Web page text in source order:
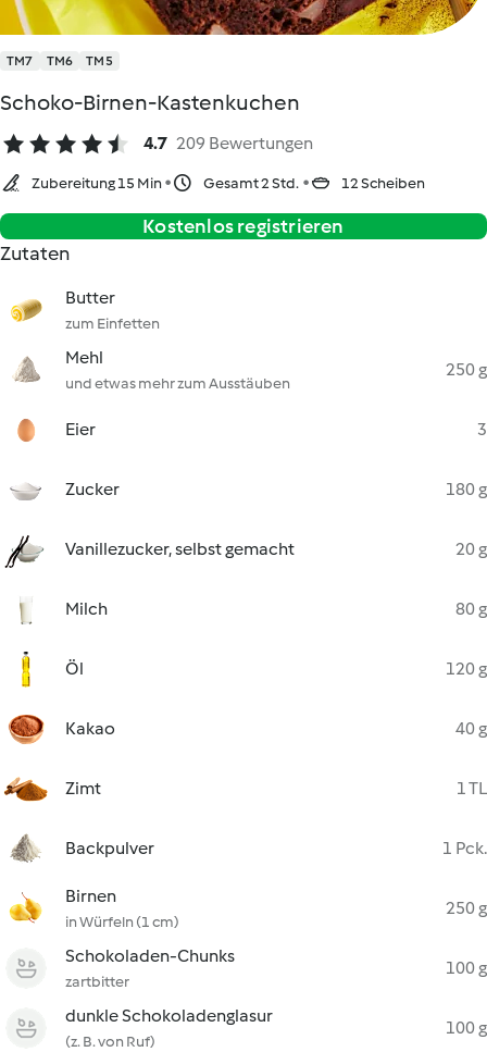
TM7 TM6 TM5
Schoko-Birnen-Kastenkuchen
4.7 209 Bewertungen
Zubereitung 15 Min Gesamt 2 Std. 12 Scheiben
Kostenlos registrieren
Zutaten
Butter
zum Einfetten
Mehl
und etwas mehr zum Ausstäuben
250 g
Eier 3
Zucker 180 g
Vanillezucker, selbst gemacht 20 g
Milch 80 g
Öl 120 g
Kakao 40 g
Zimt 1 TL
Backpulver 1 Pck.
Birnen
in Würfeln (1 cm)
250 g
Schokoladen-Chunks
zartbitter
100 g
dunkle Schokoladenglasur
(z. B. von Ruf)
100 g